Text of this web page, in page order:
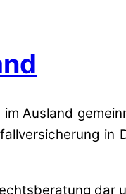
Ausland
in
dar